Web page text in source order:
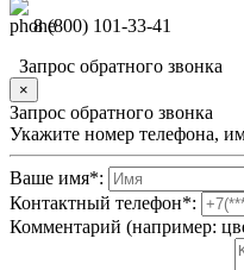
8 (800) 101-33-41
Запрос обратного звонка
×
Запрос обратного звонка
Укажите номер телефона,
Ваше имя*:
Контактный телефон*:
Комментарий (например: